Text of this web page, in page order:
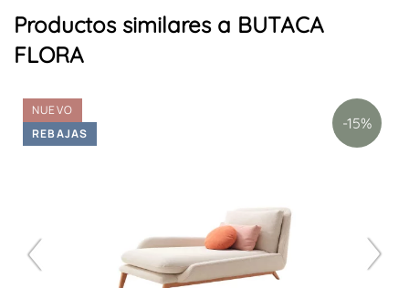
Productos similares a BUTACA
FLORA
NUEVO
-15%
REBAJAS